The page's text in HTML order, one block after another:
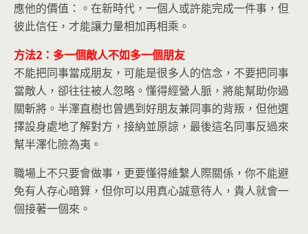
應他的價值：。在新時代，一個人或許能完成一件事，但
彼此信任，才能讓力量相加再相乘。
方法2：多一個敵人不如多一個朋友
不能把同事當成朋友，可能是很多人的信念，不要把同事
當敵人，卻往往被人忽略。懂得經營人脈，將能幫助你過
關斬將。半澤直樹也曾遇到好朋友兼同事的背叛，但他選
擇設身處地了解對方，接納並原諒，最後這名同事反過來
幫半澤化險為夷。
職場上不只要會做事，更要懂得維繫人際關係，你不能避
免有人存心暗算，但你可以用真心誠意待人，貴人就會一
個接著一個來。